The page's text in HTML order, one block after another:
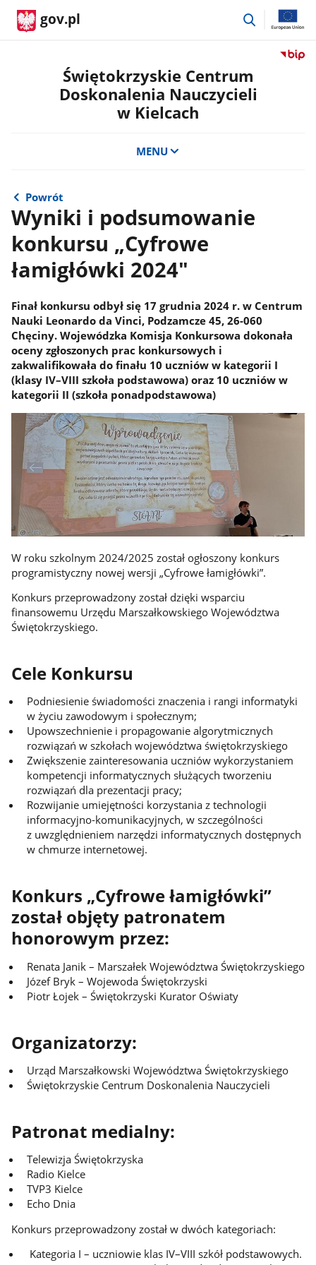
gov.pl
przejdź
Przejdź
Świętokrzyskie Centrum
Doskonalenia Nauczycieli
w Kielcach
MENU
Powrót
Wyniki i podsumowanie
konkursu „Cyfrowe
łamigłówki 2024"
Finał konkursu odbył się 17 grudnia 2024 r. w Centrum
Nauki Leonardo da Vinci, Podzamcze 45, 26-060
Chęciny. Wojewódzka Komisja Konkursowa dokonała
oceny zgłoszonych prac konkursowych i
zakwalifikowała do finału 10 uczniów w kategorii I
(klasy IV–VIII szkoła podstawowa) oraz 10 uczniów w
kategorii II (szkoła ponadpodstawowa)
W roku szkolnym 2024/2025 został ogłoszony konkurs
programistyczny nowej wersji „Cyfrowe łamigłówki”.
Konkurs przeprowadzony został dzięki wsparciu
finansowemu Urzędu Marszałkowskiego Województwa
Świętokrzyskiego.
Cele Konkursu
Podniesienie świadomości znaczenia i rangi informatyki
w życiu zawodowym i społecznym;
Upowszechnienie i propagowanie algorytmicznych
rozwiązań w szkołach województwa świętokrzyskiego
Zwiększenie zainteresowania uczniów wykorzystaniem
kompetencji informatycznych służących tworzeniu
rozwiązań dla prezentacji pracy;
Rozwijanie umiejętności korzystania z technologii
informacyjno-komunikacyjnych, w szczególności
z uwzględnieniem narzędzi informatycznych dostępnych
w chmurze internetowej.
Konkurs „Cyfrowe łamigłówki”
został objęty patronatem
honorowym przez:
Renata Janik – Marszałek Województwa Świętokrzyskiego
Józef Bryk – Wojewoda Świętokrzyski
Piotr Łojek – Świętokrzyski Kurator Oświaty
Organizatorzy:
Urząd Marszałkowski Województwa Świętokrzyskiego
Świętokrzyskie Centrum Doskonalenia Nauczycieli
Patronat medialny:
Telewizja Świętokrzyska
Radio Kielce
TVP3 Kielce
Echo Dnia
Konkurs przeprowadzony został w dwóch kategoriach:
Kategoria I – uczniowie klas IV–VIII szkół podstawowych.